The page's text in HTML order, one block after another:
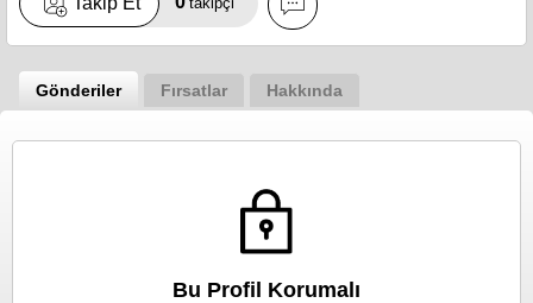
Gönderiler Fırsatlar Hakkında
Bu Profil Korumalı